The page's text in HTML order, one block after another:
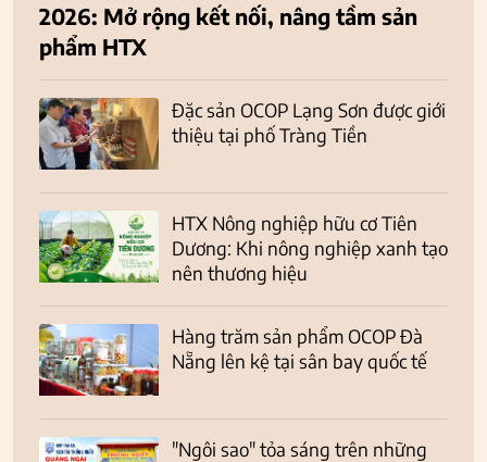
2026: Mở rộng kết nối, nâng tầm sản
phẩm HTX
Đặc sản OCOP Lạng Sơn được giới
thiệu tại phố Tràng Tiền
HTX Nông nghiệp hữu cơ Tiên
Dương: Khi nông nghiệp xanh tạo
nên thương hiệu
Hàng trăm sản phẩm OCOP Đà
Nẵng lên kệ tại sân bay quốc tế
"Ngôi sao" tỏa sáng trên những